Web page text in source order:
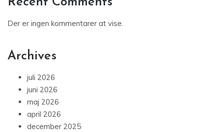
Der er ingen kommentarer at vise.
Archives
juli 2026
juni 2026
maj 2026
april 2026
december 2025